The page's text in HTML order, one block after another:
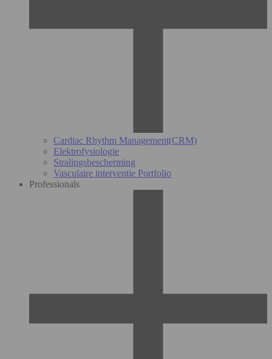
Cardiac Rhythm Management(CRM)
Elektrofysiologie
Stralingsbescherming
Vasculaire interventie Portfolio
Professionals